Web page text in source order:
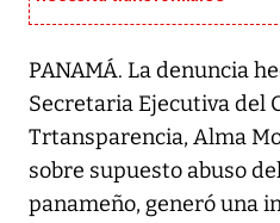
PANAMÁ. La denuncia
Secretaria Ejecutiva del
Trtansparencia, Alma
sobre supuesto abuso
panameño, generó una